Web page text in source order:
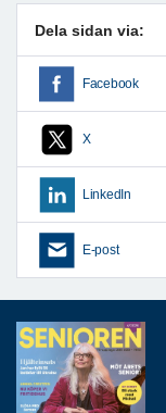
Dela sidan via:
Facebook
X
LinkedIn
E-post